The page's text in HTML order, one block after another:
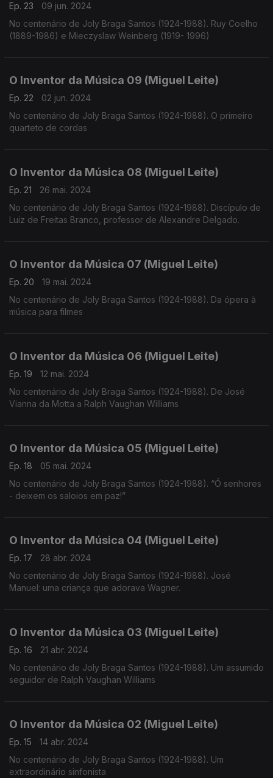
Ep. 23
09 jun. 2024
No centenário de Joly Braga Santos (1924-1988). Ruy Coelho
(1889-1986) e Mieczyslaw Weinberg (1919- 1996)
O Inventor da Música 09 (Miguel Leite)
Ep. 22
02 jun. 2024
No centenário de Joly Braga Santos (1924-1988). O primeiro
quarteto de cordas
O Inventor da Música 08 (Miguel Leite)
Ep. 21
26 mai. 2024
No centenário de Joly Braga Santos (1924-1988). Discípulo de
Luiz de Freitas Branco, professor de Alexandre Delgado.
O Inventor da Música 07 (Miguel Leite)
Ep. 20
19 mai. 2024
No centenário de Joly Braga Santos (1924-1988). Da ópera à
música para filmes
O Inventor da Música 06 (Miguel Leite)
Ep. 19
12 mai. 2024
No centenário de Joly Braga Santos (1924-1988). De José
Vianna da Motta a Ralph Vaughan Williams
O Inventor da Música 05 (Miguel Leite)
Ep. 18
05 mai. 2024
No centenário de Joly Braga Santos (1924-1988). “Ó senhores
- deixem os saloios em paz!”
O Inventor da Música 04 (Miguel Leite)
Ep. 17
28 abr. 2024
No centenário de Joly Braga Santos (1924-1988). José
Manuel: uma criança que adorava Wagner.
O Inventor da Música 03 (Miguel Leite)
Ep. 16
21 abr. 2024
No centenário de Joly Braga Santos (1924-1988). Um assumido
seguidor de Ralph Vaughan Williams
O Inventor da Música 02 (Miguel Leite)
Ep. 15
14 abr. 2024
No centenário de Joly Braga Santos (1924-1988). Um
extraordinário sinfonista